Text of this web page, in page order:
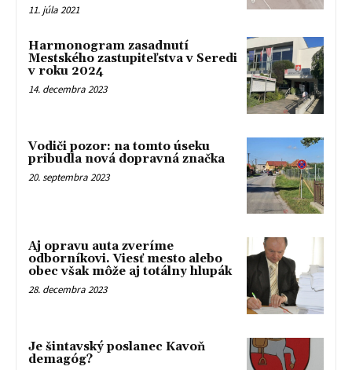
11. júla 2021
Harmonogram zasadnutí
Mestského zastupiteľstva v Seredi
v roku 2024
14. decembra 2023
Vodiči pozor: na tomto úseku
pribudla nová dopravná značka
20. septembra 2023
Aj opravu auta zveríme
odborníkovi. Viesť mesto alebo
obec však môže aj totálny hlupák
28. decembra 2023
Je šintavský poslanec Kavoň
demagóg?